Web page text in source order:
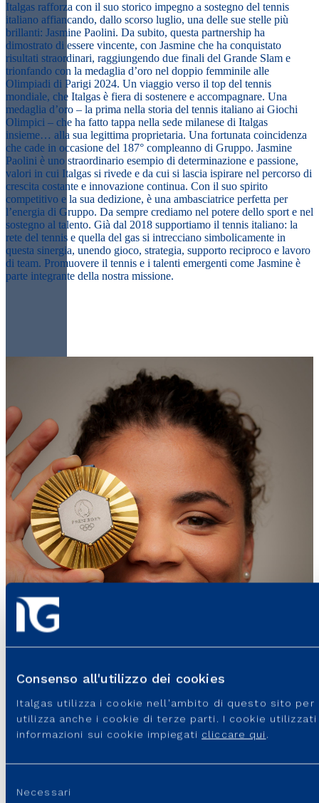
Consenso all'utilizzo dei cookies
Italgas utilizza i cookie nell'ambito di questo sito
utilizza anche i cookie di terze parti. I cookie
informazioni sui cookie impiegati cliccare qui
del
Necessari
Italgas rafforza con il suo storico impegno a sostegno del tennis
italiano affiancando, dallo scorso luglio, una delle sue stelle più
brillanti: Jasmine Paolini. Da subito, questa partnership ha
dimostrato di essere vincente, con Jasmine che ha conquistato
risultati straordinari, raggiungendo due finali del Grande Slam e
trionfando con la medaglia d’oro nel doppio femminile alle
Olimpiadi di Parigi 2024. Un viaggio verso il top del tennis
mondiale, che Italgas è fiera di sostenere e accompagnare. Una
medaglia d’oro – la prima nella storia del tennis italiano ai Giochi
Olimpici – che ha fatto tappa nella sede milanese di Italgas
insieme… alla sua legittima proprietaria. Una fortunata coincidenza
che cade in occasione del 187° compleanno di Gruppo. Jasmine
Paolini è uno straordinario esempio di determinazione e passione,
valori in cui Italgas si rivede e da cui si lascia ispirare nel percorso di
crescita costante e innovazione continua. Con il suo spirito
competitivo e la sua dedizione, è una ambasciatrice perfetta per
l’energia di Gruppo. Da sempre crediamo nel potere dello sport e nel
sostegno al talento. Già dal 2018 supportiamo il tennis italiano: la
rete del tennis e quella del gas si intrecciano simbolicamente in
questa sinergia, unendo gioco, strategia, supporto reciproco e lavoro
di team. Promuovere il tennis e i talenti emergenti come Jasmine è
parte integrante della nostra missione.